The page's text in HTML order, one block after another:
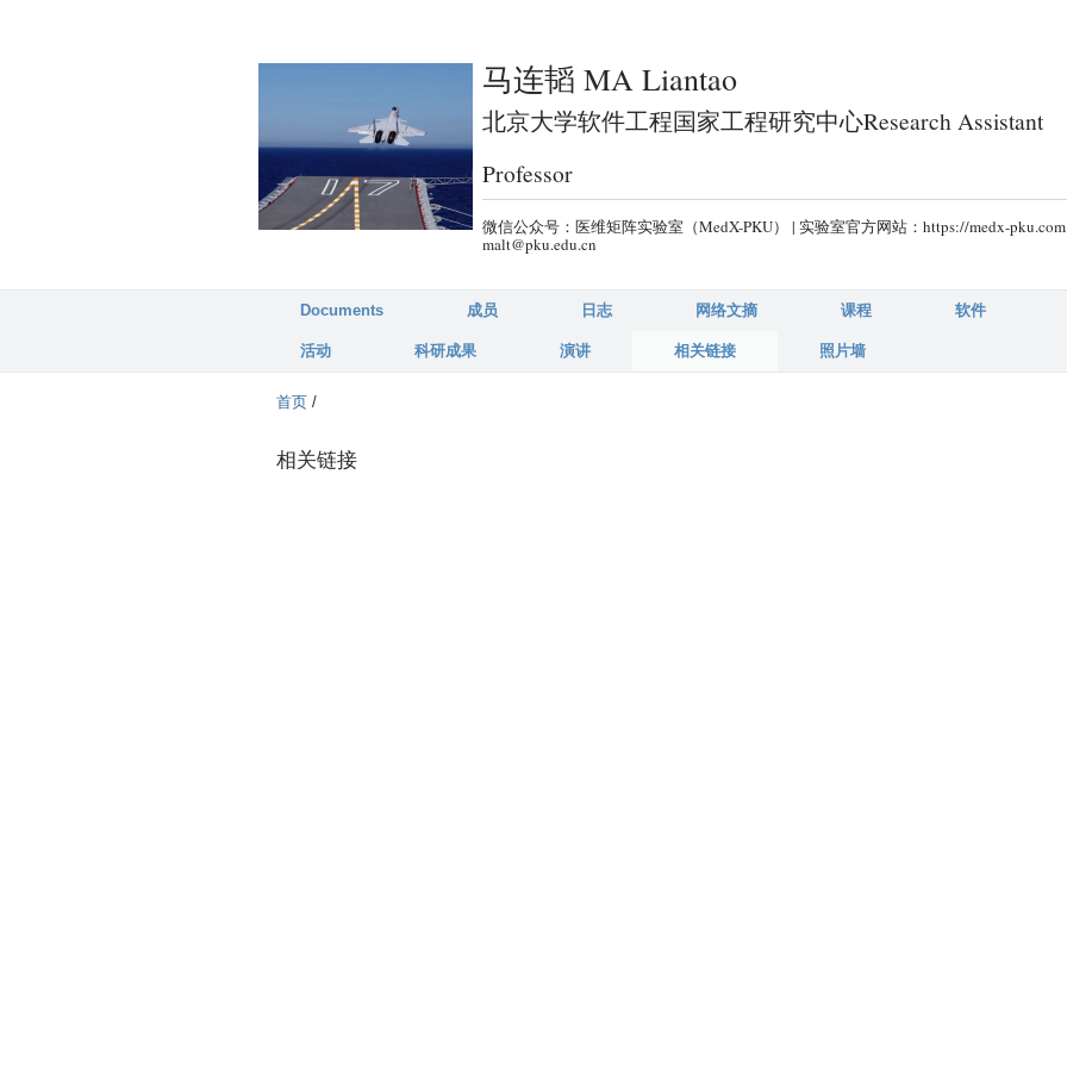
到
页
面
主
要
容
部
分
马连韬 MA Liantao
北京大学软件工程国家工程研究中心Research Assistant
Professor
微信公众号：医维矩阵实验室（MedX-PKU） | 实验室官方网站：https://medx-pku.com
malt@pku.edu.cn
Documents 成员 日志 网络文摘 课程 软件
活动 科研成果 演讲 相关链接 照片墙
首页 /
相关链接